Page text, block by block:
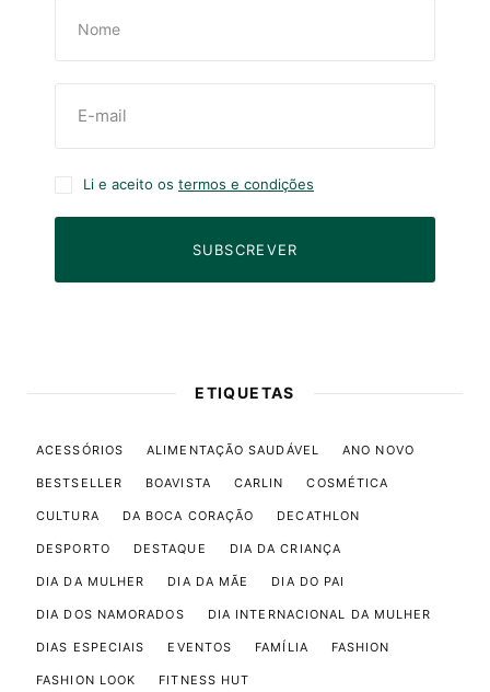
Li e aceito os termos e condições
SUBSCREVER
ETIQUETAS
ACESSÓRIOS ALIMENTAÇÃO SAUDÁVEL ANO NOVO
BESTSELLER BOAVISTA CARLIN COSMÉTICA
CULTURA DA BOCA CORAÇÃO DECATHLON
DESPORTO DESTAQUE DIA DA CRIANÇA
DIA DA MULHER DIA DA MÃE DIA DO PAI
DIA DOS NAMORADOS DIA INTERNACIONAL DA MULHER
DIAS ESPECIAIS EVENTOS FAMÍLIA FASHION
FASHION LOOK FITNESS HUT